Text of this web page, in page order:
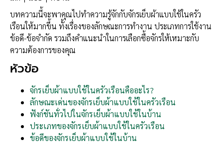
บทความนี้จะพาคุณไปทำความรู้จักกับจักรเย็บผ้าแบบใช้ในครัว
เรือนให้มากขึ้น ทั้งเรื่องของลักษณะการทำงาน ประเภทการใช้งาน
ข้อดี-ข้อจำกัด รวมถึงคำแนะนำในการเลือกซื้อจักรให้เหมาะกับ
ความต้องการของคุณ
หัวข้อ
จักรเย็บผ้าแบบใช้ในครัวเรือนคืออะไร?
ลักษณะเด่นของจักรเย็บผ้าแบบใช้ในครัวเรือน
ฟังก์ชันทั่วไปในจักรเย็บผ้าแบบใช้ในบ้าน
ประเภทของจักรเย็บผ้าแบบใช้ในครัวเรือน
ข้อดีของจักรเย็บผ้าแบบใช้ในบ้าน